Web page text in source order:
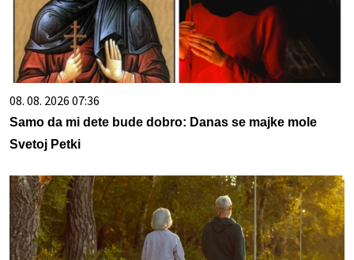
08. 08. 2026 07:36
Samo da mi dete bude dobro: Danas se majke mole
Svetoj Petki